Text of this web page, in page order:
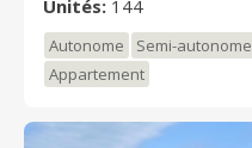
Unités: 144
Autonome Semi-autonome
Appartement